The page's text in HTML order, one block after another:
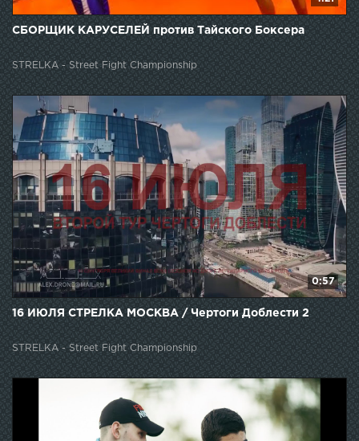
СБОРЩИК КАРУСЕЛЕЙ против Тайского Боксера
STRELKA - Street Fight Championship
0:57
16 ИЮЛЯ СТРЕЛКА МОСКВА / Чертоги Доблести 2
STRELKA - Street Fight Championship